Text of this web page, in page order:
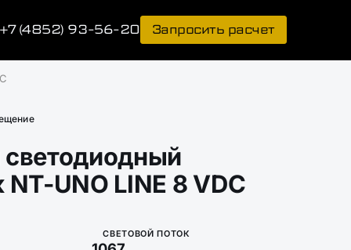
+7 (4852) 93-56-20 Запросить расчет
NT-UNO LINE 8 VDC
СВЕТОВОЙ ПОТОК